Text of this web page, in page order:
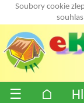
Soubory cookie
☰ ⌂